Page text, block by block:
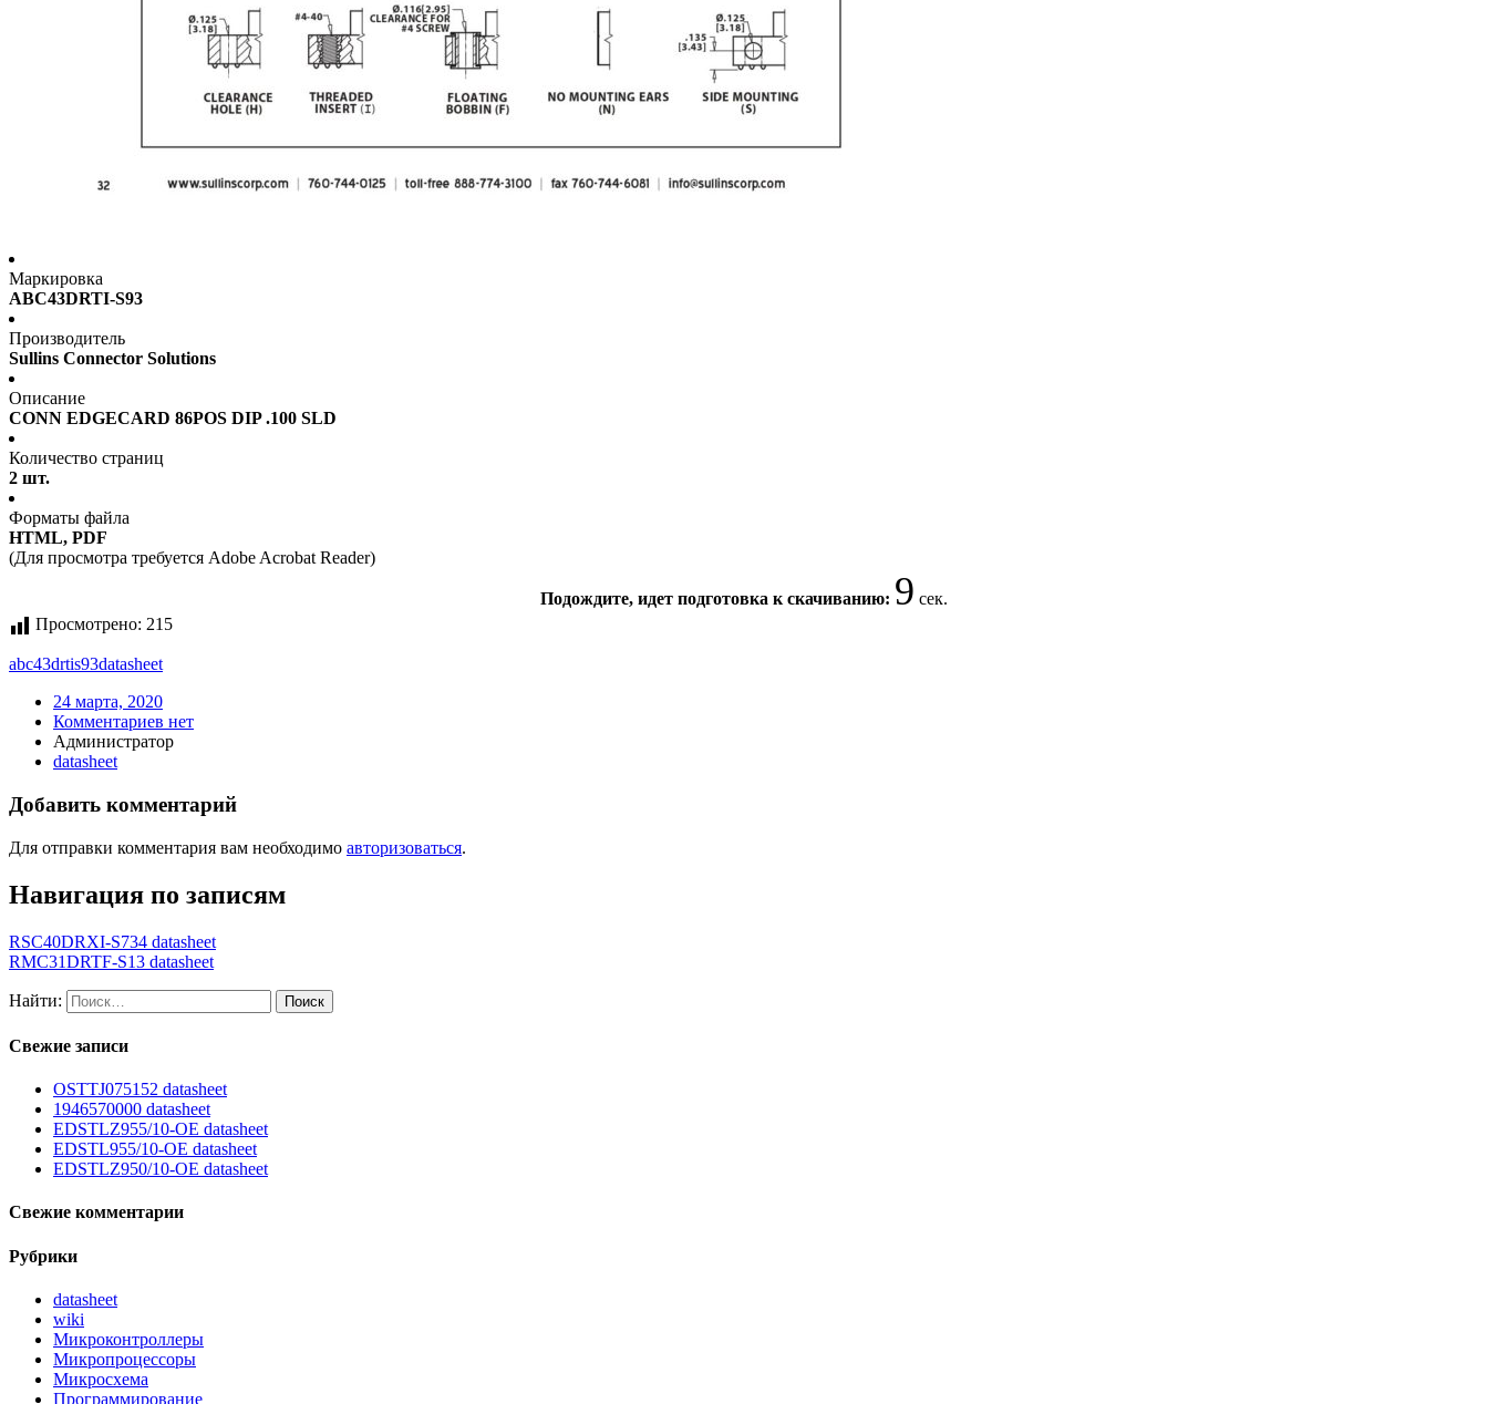
Маркировка
ABC43DRTI-S93
Производитель
Sullins Connector Solutions
Описание
CONN EDGECARD 86POS DIP .100 SLD
Количество страниц
2 шт.
Форматы файла
HTML, PDF
(Для просмотра требуется Adobe Acrobat Reader)
Подождите, идет подготовка к скачиванию: 8 сек.
Просмотрено: 215
abc43drtis93datasheet
24 марта, 2020
Комментариев нет
Администратор
datasheet
Добавить комментарий
Для отправки комментария вам необходимо авторизоваться.
Навигация по записям
RSC40DRXI-S734 datasheet
RMC31DRTF-S13 datasheet
Найти:
Свежие записи
OSTTJ075152 datasheet
1946570000 datasheet
EDSTLZ955/10-OE datasheet
EDSTL955/10-OE datasheet
EDSTLZ950/10-OE datasheet
Свежие комментарии
Рубрики
datasheet
wiki
Микроконтроллеры
Микропроцессоры
Микросхема
Программирование